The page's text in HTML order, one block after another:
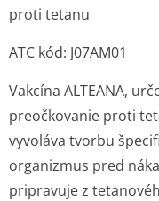
proti tetanu
ATC kód: J07AM01
Vakcína ALTEANA,
preočkovanie proti
vyvoláva tvorbu
organizmus pred
pripravuje z